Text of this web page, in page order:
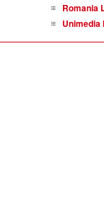
Romania
Unimedia